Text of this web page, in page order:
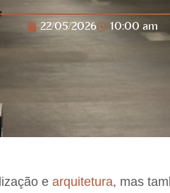
22/05/2026 10:00 am
e arquitetura, mas